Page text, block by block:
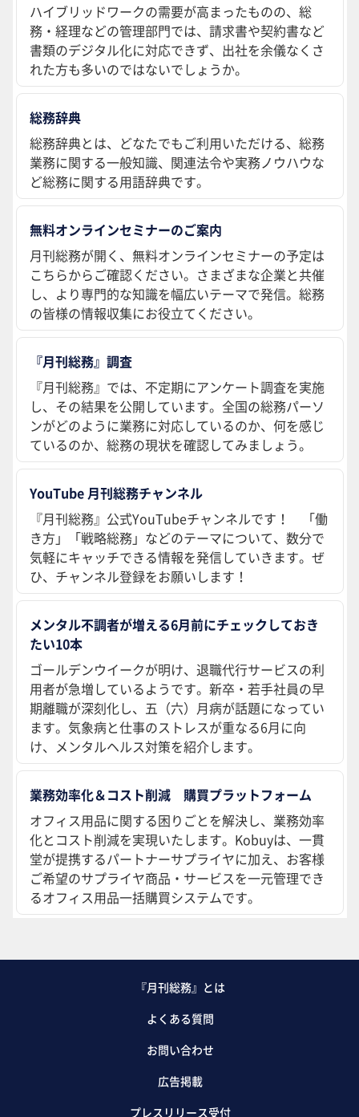
ハイブリッドワークの需要が高まったものの、総
務・経理などの管理部門では、請求書や契約書など
書類のデジタル化に対応できず、出社を余儀なくさ
れた方も多いのではないでしょうか。
総務辞典
総務辞典とは、どなたでもご利用いただける、総務
業務に関する一般知識、関連法令や実務ノウハウな
ど総務に関する用語辞典です。
無料オンラインセミナーのご案内
月刊総務が開く、無料オンラインセミナーの予定は
こちらからご確認ください。さまざまな企業と共催
し、より専門的な知識を幅広いテーマで発信。総務
の皆様の情報収集にお役立てください。
『月刊総務』調査
『月刊総務』では、不定期にアンケート調査を実施
し、その結果を公開しています。全国の総務パーソ
ンがどのように業務に対応しているのか、何を感じ
ているのか、総務の現状を確認してみましょう。
YouTube 月刊総務チャンネル
『月刊総務』公式YouTubeチャンネルです！ 「働
き方」「戦略総務」などのテーマについて、数分で
気軽にキャッチできる情報を発信していきます。ぜ
ひ、チャンネル登録をお願いします！
メンタル不調者が増える6月前にチェックしておき
たい10本
ゴールデンウイークが明け、退職代行サービスの利
用者が急増しているようです。新卒・若手社員の早
期離職が深刻化し、五（六）月病が話題になってい
ます。気象病と仕事のストレスが重なる6月に向
け、メンタルヘルス対策を紹介します。
業務効率化＆コスト削減 購買プラットフォーム
オフィス用品に関する困りごとを解決し、業務効率
化とコスト削減を実現いたします。Kobuyは、一貫
堂が提携するパートナーサプライヤに加え、お客様
ご希望のサプライヤ商品・サービスを一元管理でき
るオフィス用品一括購買システムです。
『月刊総務』とは
よくある質問
お問い合わせ
広告掲載
プレスリリース受付